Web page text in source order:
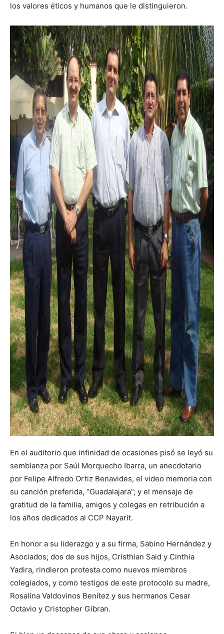
los valores éticos y humanos que le distinguieron.
En el auditorio que infinidad de ocasiones pisó se leyó su
semblanza por Saúl Morquecho Ibarra, un anecdotario
por Felipe Alfredo Ortiz Benavides, el video memoria con
su canción preferida, “Guadalajara”; y el mensaje de
gratitud de la familia, amigos y colegas en retribución a
los años dedicados al CCP Nayarit.
En honor a su liderazgo y a su firma, Sabino Hernández y
Asociados; dos de sus hijos, Cristhian Said y Cinthia
Yadira, rindieron protesta como nuevos miembros
colegiados, y como testigos de este protocolo su madre,
Rosalina Valdovinos Benítez y sus hermanos Cesar
Octavio y Cristopher Gibran.